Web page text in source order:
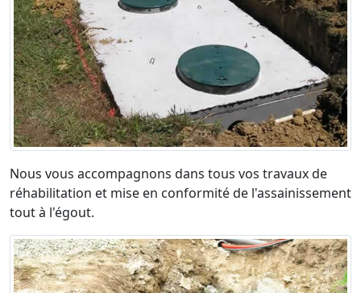
Nous vous accompagnons dans tous vos travaux de
réhabilitation et mise en conformité de l'assainissement
tout à l'égout.